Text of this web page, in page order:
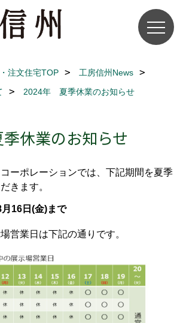
注文住宅TOP
工房信州News
2024年 夏季休業のお知らせ
休業のお知らせ
コーポレーションでは、下記期間を夏季
きます。
16日(金)まで
営業日は下記の通りです。